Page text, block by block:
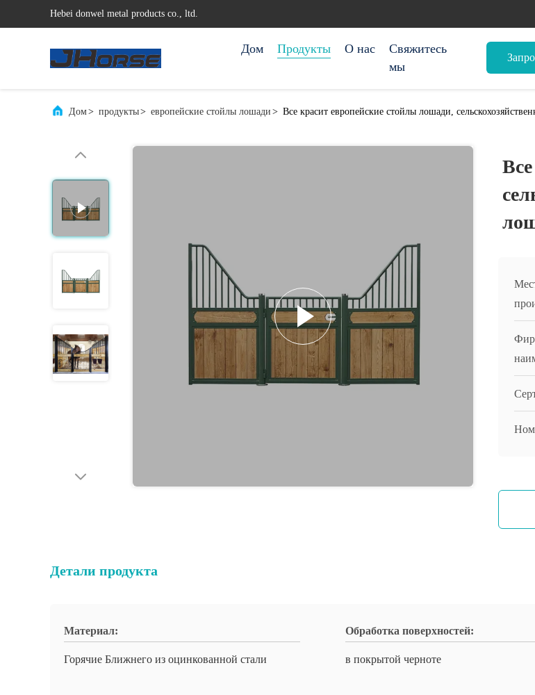
Hebei donwel metal products co., ltd.
Дом Продукты О нас
Свяжитесь
мы
Дом> продукты> европейские стойлы лошади > Все красит европейские стойлы лошади,
Детали продукта
Материал:
Горячие Ближнего из оцинкованной стали
Обработка поверхностей:
в покрытой черноте